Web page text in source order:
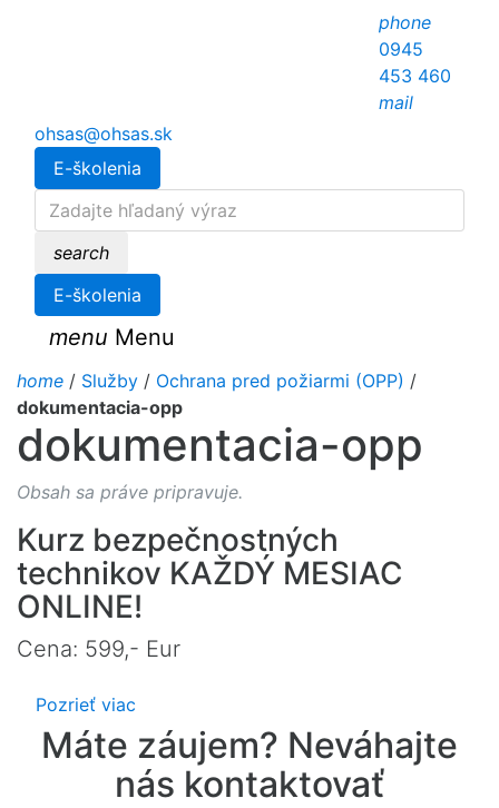
phone
0945
453 460
mail
ohsas@ohsas.sk
E-školenia
search
E-školenia
menu Menu
home / Služby / Ochrana pred požiarmi (OPP) /
dokumentacia-opp
dokumentacia-opp
Obsah sa práve pripravuje.
Kurz bezpečnostných
technikov KAŽDÝ MESIAC
ONLINE!
Cena: 599,- Eur
Pozrieť viac
Máte záujem? Neváhajte
nás kontaktovať